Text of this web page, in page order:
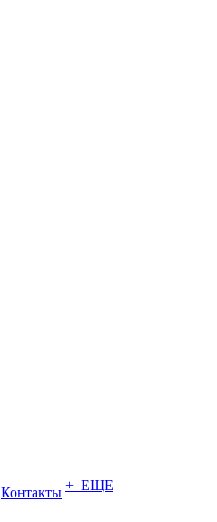
Контакты + ЕЩЕ